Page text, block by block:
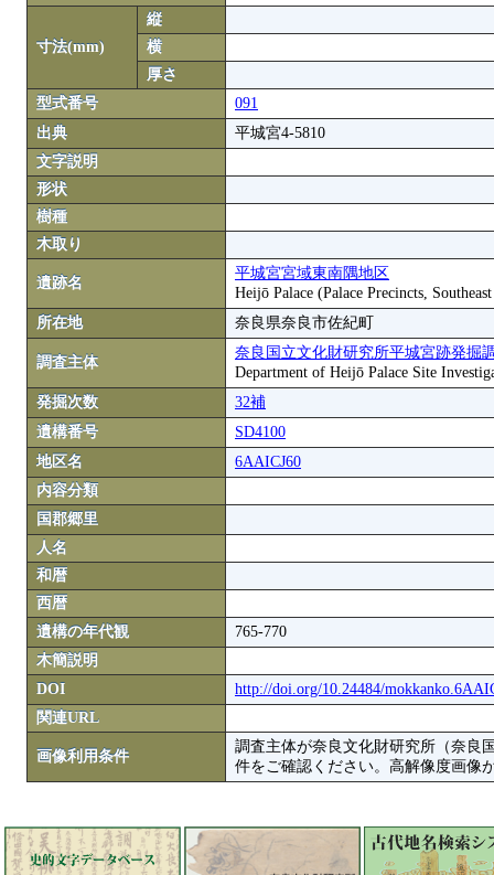
寸法(mm)
縦
横
厚さ
型式番号
091
出典
平城宮4-5810
文字説明
形状
樹種
木取り
遺跡名
平城宮宮域東南隅地区
Heijō Palace (Palace Precincts,
所在地
奈良県奈良市佐紀町
調査主体
奈良国立文化財研究所平城宮跡発掘
Department of Heijō Palace Site
発掘次数
32補
遺構番号
SD4100
地区名
6AAICJ60
内容分類
国郡郷里
人名
和暦
西暦
遺構の年代観
765-770
木簡説明
DOI
http://doi.org/10.24484/
関連URL
画像利用条件
調査主体が奈良文化財研究所（奈良
件をご確認ください。高解像度画像